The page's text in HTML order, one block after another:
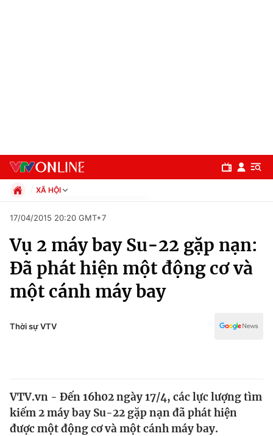
Chuyên mục
Chính trị
Thế giới
XÃ HỘI
Xã hội
Pháp luật
Thể thao
Truyền hình
17/04/2015 20:20 GMT+7
Vụ 2 máy bay Su-22 gặp nạn:
Đã phát hiện một động cơ và
một cánh máy bay
Thời sự VTV
VTV.vn - Đến 16h02 ngày 17/4, các lực lượng tìm
kiếm 2 máy bay Su-22 gặp nạn đã phát hiện
được một động cơ và một cánh máy bay.